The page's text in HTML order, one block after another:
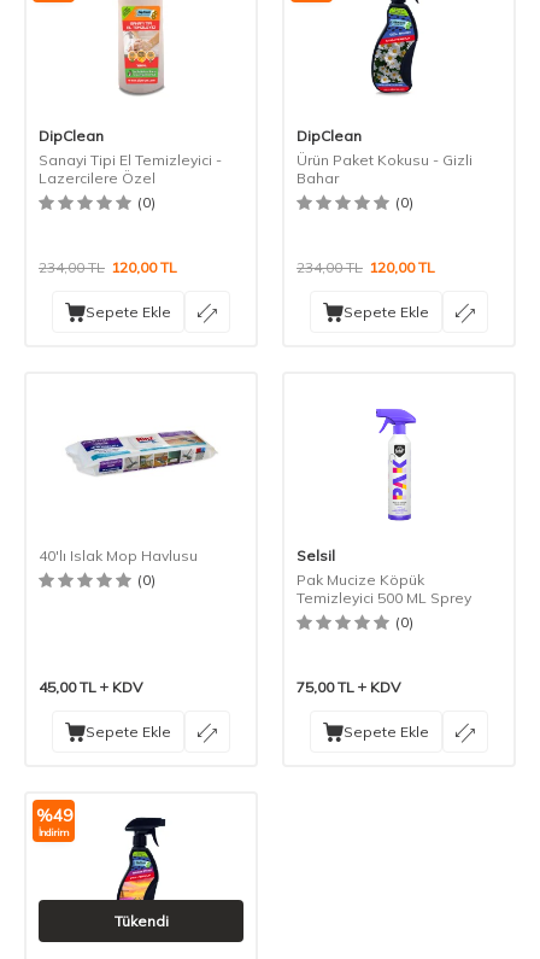
DipClean
Sanayi Tipi El Temizleyici -
Lazercilere Özel
(0)
234,00TL 120,00TL
Sepete Ekle
DipClean
Ürün Paket Kokusu - Gizli
Bahar
(0)
234,00TL 120,00TL
Sepete Ekle
40'lı Islak Mop Havlusu
(0)
45,00TL KDV
Sepete Ekle
Selsil
Pak Mucize Köpük
Temizleyici 500 ML Sprey
(0)
75,00TL KDV
Sepete Ekle
%49
İndirim
Tükendi